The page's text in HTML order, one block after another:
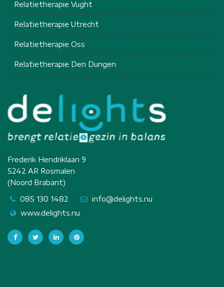
Relatietherapie Vught
Relatietherapie Utrecht
Relatietherapie Oss
Relatietherapie Den Dungen
Frederik Hendriklaan 9
5242 AR Rosmalen
(Noord Brabant)
085 130 1482
info@delights.nu
www.delights.nu